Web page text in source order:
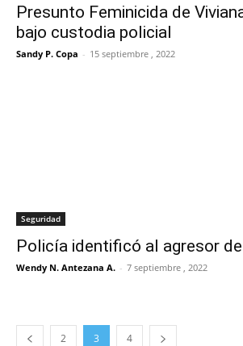
Presunto Feminicida de
bajo custodia policial
Sandy P. Copa - 15 septiembre , 2022
Seguridad
Policía identificó al agresor
Wendy N. Antezana A. - 7 septiembre , 2022
2 3 4